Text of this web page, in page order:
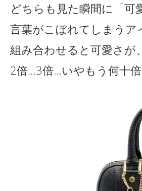
どちらも見た瞬間に「可
言葉がこぼれてしまうア
組み合わせると可愛さが、
2倍…3倍…いやもう何十